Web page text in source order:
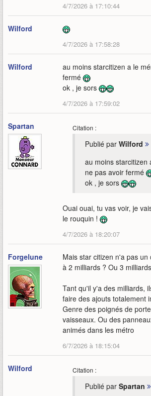
4/7/2026 à 17:10:44
Wilford
4/7/2026 à 17:58:28
Wilford
au moins starcitizen a le
fermé
ok , je sors
4/7/2026 à 17:59:02
Spartan Citation :
Publié par Wilford
au moins starcitizen
ne pas avoir fermé
ok , je sors
Ouai ouai, tu vas voir, je
le rouquin !
4/7/2026 à 18:20:07
Forgelune
Mais star citizen n'a pas
à 2 milliards ? Ou 3
Tant qu'il y'a des milliards,
faire des ajouts totalement
Genre des poignés de
vaisseaux. Ou des
animés dans les métro
6/7/2026 à 18:15:04
Wilford Citation :
Publié par Spartan